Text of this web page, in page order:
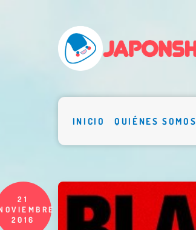
INICIO QUIÉNES SOMOS
21
2016